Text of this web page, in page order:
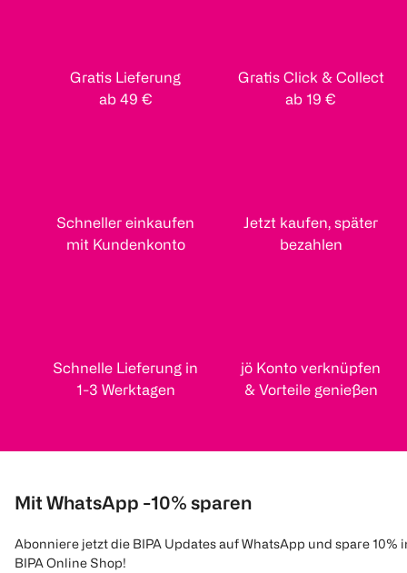
Gratis Lieferung
ab 49 €
Gratis Click & Collect
ab 19 €
Schneller einkaufen
mit Kundenkonto
Jetzt kaufen, später
bezahlen
Schnelle Lieferung in
1-3 Werktagen
jö Konto verknüpfen
& Vorteile genießen
Mit WhatsApp -10% sparen
Abonniere jetzt die BIPA Updates auf WhatsApp und spare 10%
BIPA Online Shop!